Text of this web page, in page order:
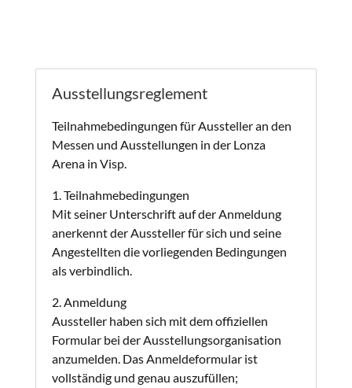
Ausstellungsreglement
Teilnahmebedingungen für Aussteller an den
Messen und Ausstellungen in der Lonza
Arena in Visp.
1. Teilnahmebedingungen
Mit seiner Unterschrift auf der Anmeldung
anerkennt der Aussteller für sich und seine
Angestellten die vorliegenden Bedingungen
als verbindlich.
2. Anmeldung
Aussteller haben sich mit dem offiziellen
Formular bei der Ausstellungsorganisation
anzumelden. Das Anmeldeformular ist
vollständig und genau auszufüllen;